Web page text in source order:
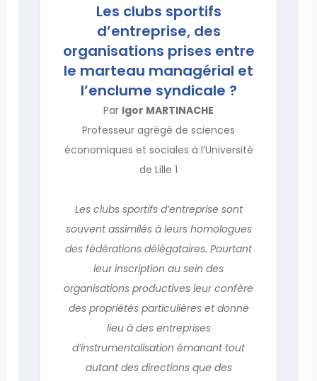
Les clubs sportifs
d’entreprise, des
organisations prises entre
le marteau managérial et
l’enclume syndicale ?
Par Igor MARTINACHE
Professeur agrégé de sciences
économiques et sociales à l’Université
de Lille 1
Les clubs sportifs d’entreprise sont
souvent assimilés à leurs homologues
des fédérations délégataires. Pourtant
leur inscription au sein des
organisations productives leur confère
des propriétés particulières et donne
lieu à des entreprises
d’instrumentalisation émanant tout
autant des directions que des